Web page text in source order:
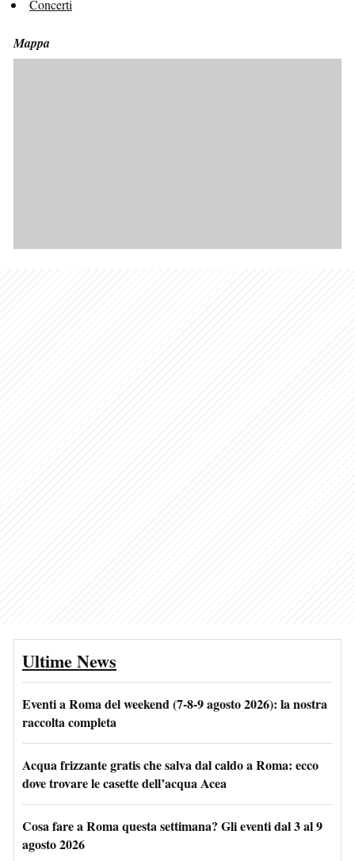
Concerti
Mappa
Ultime News
Eventi a Roma del weekend (7-8-9 agosto 2026): la nostra
raccolta completa
Acqua frizzante gratis che salva dal caldo a Roma: ecco
dove trovare le casette dell’acqua Acea
Cosa fare a Roma questa settimana? Gli eventi dal 3 al 9
agosto 2026